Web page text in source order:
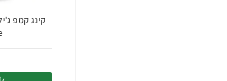
קינג קמפ